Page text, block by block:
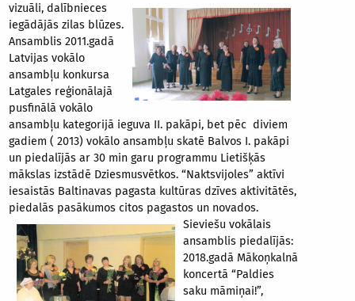
vizuāli, dalībnieces
iegādājās zilas blūzes.
Ansamblis 2011.gadā
Latvijas vokālo
ansambļu konkursa
Latgales reģionālajā
pusfinālā vokālo
ansambļu kategorijā ieguva II. pakāpi, bet pēc diviem
gadiem ( 2013) vokālo ansambļu skatē Balvos I. pakāpi
un piedalījās ar 30 min garu programmu Lietišķās
mākslas izstādē Dziesmusvētkos. “Naktsvijoles” aktīvi
iesaistās Baltinavas pagasta kultūras dzīves aktivitātēs,
piedalās pasākumos citos pagastos un novados.
Sieviešu vokālais
ansamblis piedalījās:
2018.gadā Mākoņkalnā
koncertā “Paldies
saku māmiņai!”,